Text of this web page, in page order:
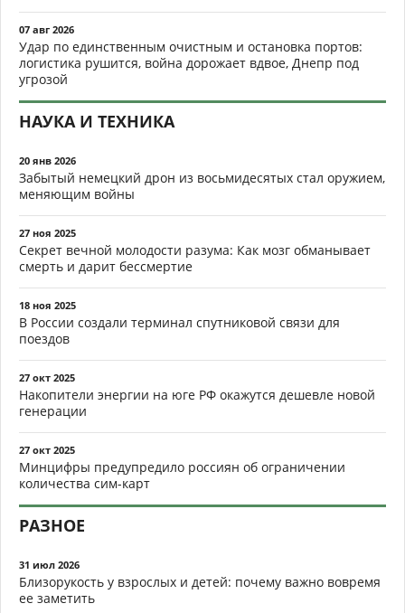
07 авг 2026
Удар по единственным очистным и остановка портов:
логистика рушится, война дорожает вдвое, Днепр под
угрозой
НАУКА И ТЕХНИКА
20 янв 2026
Забытый немецкий дрон из восьмидесятых стал оружием,
меняющим войны
27 ноя 2025
Секрет вечной молодости разума: Как мозг обманывает
смерть и дарит бессмертие
18 ноя 2025
В России создали терминал спутниковой связи для
поездов
27 окт 2025
Накопители энергии на юге РФ окажутся дешевле новой
генерации
27 окт 2025
Минцифры предупредило россиян об ограничении
количества сим-карт
РАЗНОЕ
31 июл 2026
Близорукость у взрослых и детей: почему важно вовремя
ее заметить